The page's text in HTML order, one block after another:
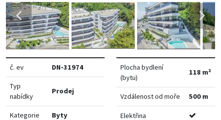
č. ev DN-31974
Typ
nabídky
Prodej
Kategorie Byty
Plocha bydlení
(bytu)
118 m²
Vzdálenost od moře 500 m
Elektřina